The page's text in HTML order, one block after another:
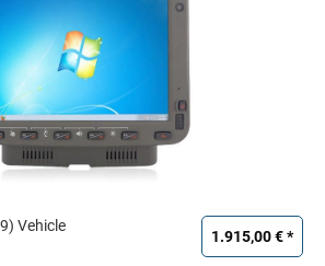
Vehicle
1.915,00 € *